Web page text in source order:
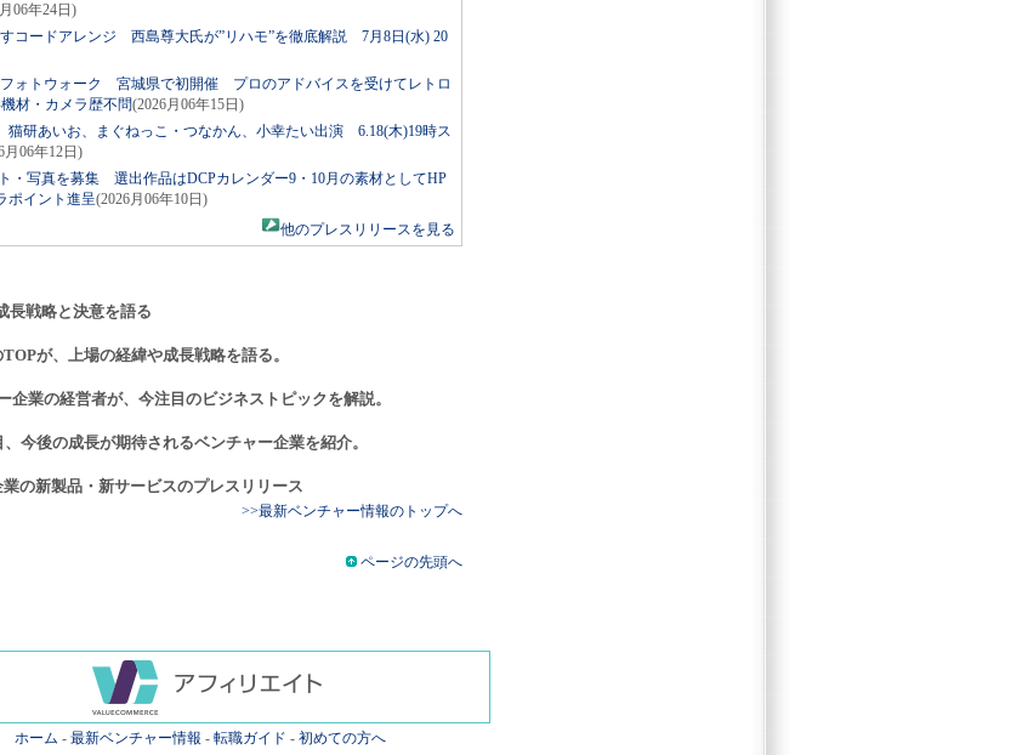
06年24日)
すコードアレンジ 西島尊大氏が”リハモ”を徹底解説 7月8日(水) 20
フォトウォーク 宮城県で初開催 プロのアドバイスを受けてレトロ
材・カメラ歴不問(2026月06年15日)
猫研あいお、まぐねっこ・つなかん、小幸たい出演 6.18(木)19時ス
月06年12日)
・写真を募集 選出作品はDCPカレンダー9・10月の素材としてHP
ポイント進呈(2026月06年10日)
他のプレスリリースを見る
長戦略と決意を語る
が、上場の経緯や成長戦略を語る。
企業の経営者が、今注目のビジネストピックを解説。
、今後の成長が期待されるベンチャー企業を紹介。
の新製品・新サービスのプレスリリース
>>最新ベンチャー情報のトップへ
ページの先頭へ
ホーム - 最新ベンチャー情報 - 転職ガイド - 初めての方へ